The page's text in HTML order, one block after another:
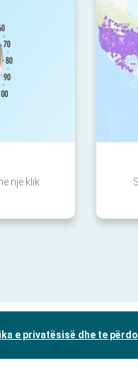
një klik
e privatësisë dhe te